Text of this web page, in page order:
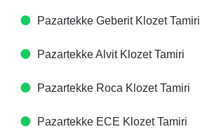
Pazartekke Geberit Klozet Tamiri
Pazartekke Alvit Klozet Tamiri
Pazartekke Roca Klozet Tamiri
Pazartekke ECE Klozet Tamiri